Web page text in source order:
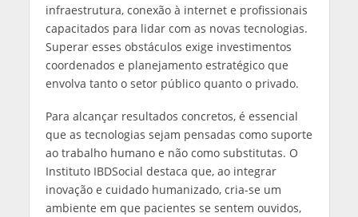
infraestrutura, conexão à internet e profissionais
capacitados para lidar com as novas tecnologias.
Superar esses obstáculos exige investimentos
coordenados e planejamento estratégico que
envolva tanto o setor público quanto o privado.
Para alcançar resultados concretos, é essencial
que as tecnologias sejam pensadas como suporte
ao trabalho humano e não como substitutas. O
Instituto IBDSocial destaca que, ao integrar
inovação e cuidado humanizado, cria-se um
ambiente em que pacientes se sentem ouvidos,